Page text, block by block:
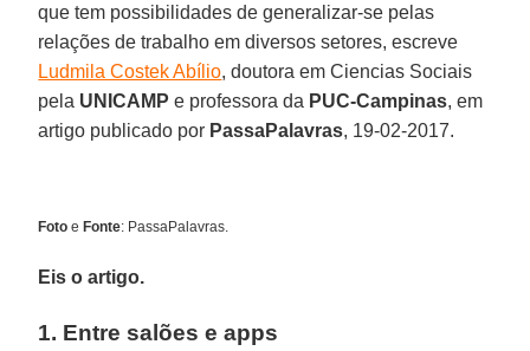
que tem possibilidades de generalizar-se pelas
relações de trabalho em diversos setores, escreve
Ludmila Costek Abílio, doutora em Ciencias Sociais
pela UNICAMP e professora da PUC-Campinas, em
artigo publicado por PassaPalavras, 19-02-2017.
Foto eFonte: PassaPalavras.
Eis o artigo.
1. Entre salões e apps